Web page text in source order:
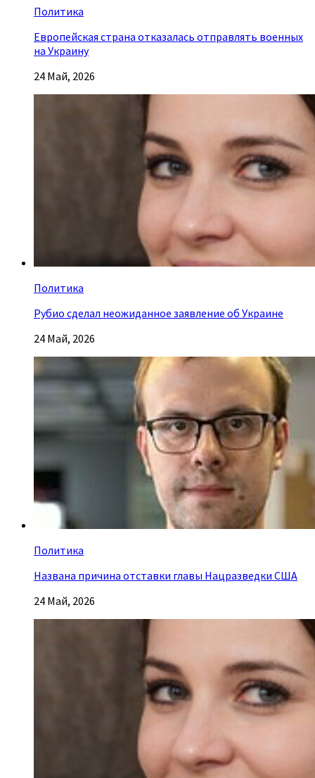
Политика
Европейская страна отказалась отправлять военных
на Украину
24 Май, 2026
Политика
Рубио сделал неожиданное заявление об Украине
24 Май, 2026
Политика
Названа причина отставки главы Нацразведки США
24 Май, 2026